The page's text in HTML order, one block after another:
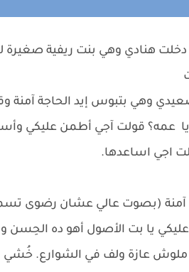
دخلت هنادي وهي بنت ريفية صغيرة
وهي بتبوس إيد الحاجة آمنة
عمه؟ قولت آجي أطمن عليكي
اجي اساعدها.
آمنة (بصوت عالي عشان رضوى
يا بت الأصول أهو ده الحِسن
عازة ولف في الشوارع. خُشي